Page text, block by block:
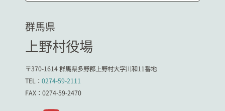
群馬県
上野村役場
〒370-1614 群馬県多野郡上野村大字川和11番地
TEL： 0274-59-2111
FAX：0274-59-2470